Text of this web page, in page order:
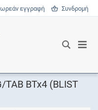
εγγραφή Συνδρομή
TAB BTx4 (BLIST